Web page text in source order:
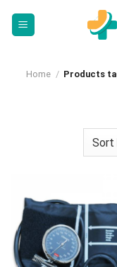
Home / Products